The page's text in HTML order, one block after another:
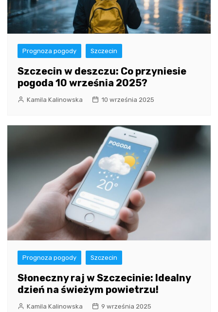
Prognoza pogody Szczecin
Szczecin w deszczu: Co przyniesie
pogoda 10 września 2025?
Kamila Kalinowska 10 września 2025
Prognoza pogody Szczecin
Słoneczny raj w Szczecinie: Idealny
dzień na świeżym powietrzu!
Kamila Kalinowska 9 września 2025